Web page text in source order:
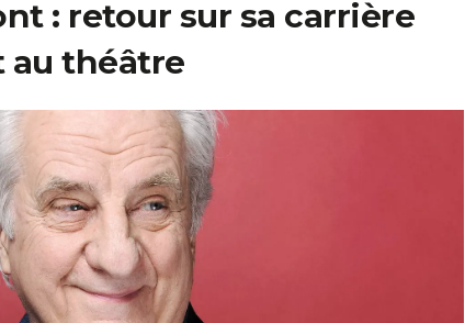
: retour sur sa carrière
au théâtre